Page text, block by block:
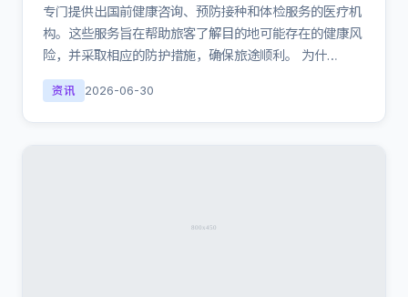
专门提供出国前健康咨询、预防接种和体检服务的医疗机
构。这些服务旨在帮助旅客了解目的地可能存在的健康风
险，并采取相应的防护措施，确保旅途顺利。 为什…
资讯 2026-06-30